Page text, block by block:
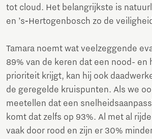
tot cloud. Het belangrijkste is
en ’s‑Hertogenbosch zo de
Tamara noemt wat veelzeggende
89% van de keren dat een nood- en
prioriteit krijgt, kan hij ook
de geregelde kruispunten. Als we
meetellen dat een
komt dat zelfs op 93%. Al met al
vaak door rood en zijn er 30%